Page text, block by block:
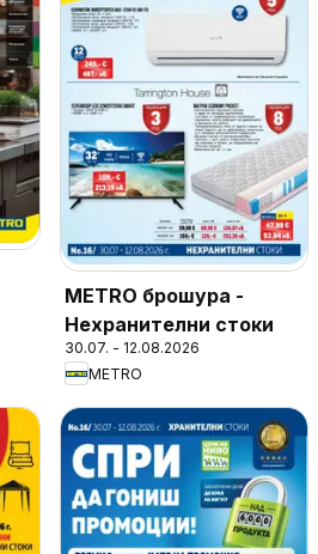
METRO брошура -
Нехранителни стоки
30.07. - 12.08.2026
METRO